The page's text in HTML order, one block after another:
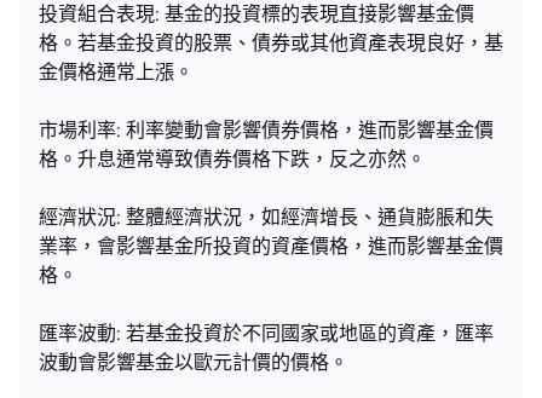
投資組合表現: 基金的投資標的表現直接影響基金價
格。若基金投資的股票、債券或其他資產表現良好，基
金價格通常上漲。
市場利率: 利率變動會影響債券價格，進而影響基金價
格。升息通常導致債券價格下跌，反之亦然。
經濟狀況: 整體經濟狀況，如經濟增長、通貨膨脹和失
業率，會影響基金所投資的資產價格，進而影響基金價
格。
匯率波動: 若基金投資於不同國家或地區的資產，匯率
波動會影響基金以歐元計價的價格。